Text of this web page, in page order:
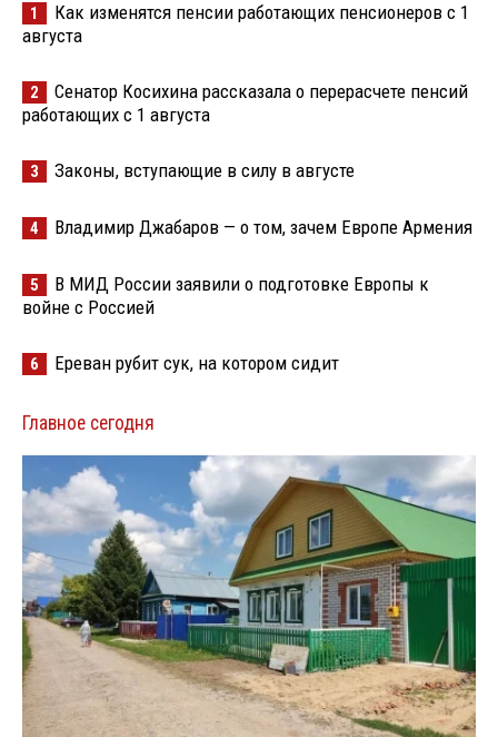
1
Как изменятся пенсии работающих пенсионеров с 1
августа
2
Сенатор Косихина рассказала о перерасчете пенсий
работающих с 1 августа
3 Законы, вступающие в силу в августе
4 Владимир Джабаров — о том, зачем Европе Армения
5
В МИД России заявили о подготовке Европы к
войне с Россией
6 Ереван рубит сук, на котором сидит
Главное сегодня